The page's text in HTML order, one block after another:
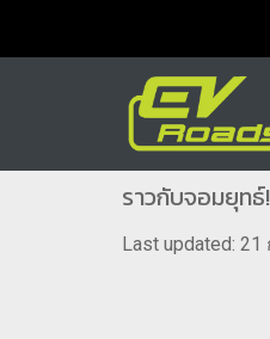
ราวกับจอมยุท
Last updated: 21